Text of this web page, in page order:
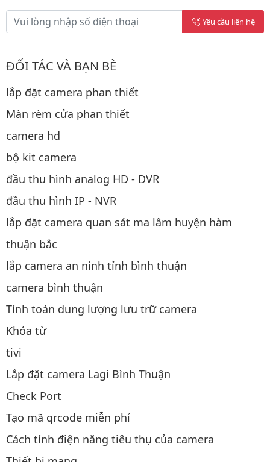
Yêu cầu liên hệ
ĐỐI TÁC VÀ BẠN BÈ
lắp đặt camera phan thiết
Màn rèm cửa phan thiết
camera hd
bộ kit camera
đầu thu hình analog HD - DVR
đầu thu hình IP - NVR
lắp đặt camera quan sát ma lâm huyện hàm
thuận bắc
lắp camera an ninh tỉnh bình thuận
camera bình thuận
Tính toán dung lượng lưu trữ camera
Khóa từ
tivi
Lắp đặt camera Lagi Bình Thuận
Check Port
Tạo mã qrcode miễn phí
Cách tính điện năng tiêu thụ của camera